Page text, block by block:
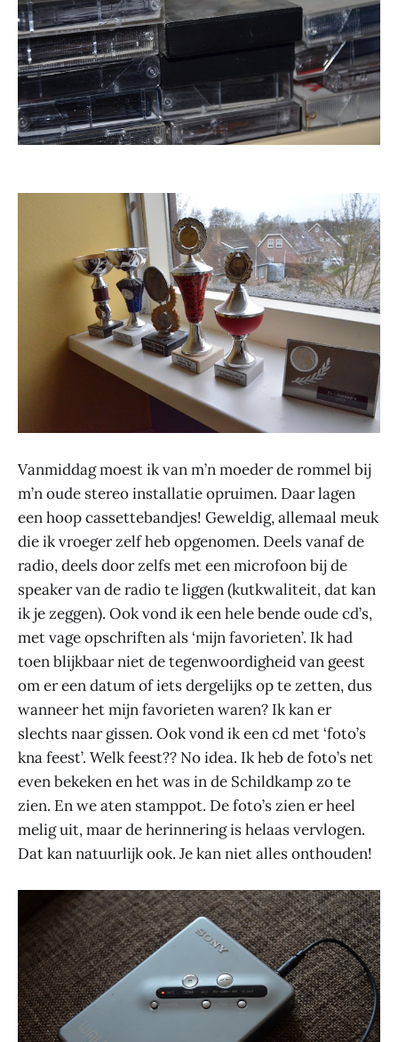
Vanmiddag moest ik van m’n moeder de rommel bij
m’n oude stereo installatie opruimen. Daar lagen
een hoop cassettebandjes! Geweldig, allemaal meuk
die ik vroeger zelf heb opgenomen. Deels vanaf de
radio, deels door zelfs met een microfoon bij de
speaker van de radio te liggen (kutkwaliteit, dat kan
ik je zeggen). Ook vond ik een hele bende oude cd’s,
met vage opschriften als ‘mijn favorieten’. Ik had
toen blijkbaar niet de tegenwoordigheid van geest
om er een datum of iets dergelijks op te zetten, dus
wanneer het mijn favorieten waren? Ik kan er
slechts naar gissen. Ook vond ik een cd met ‘foto’s
kna feest’. Welk feest?? No idea. Ik heb de foto’s net
even bekeken en het was in de Schildkamp zo te
zien. En we aten stamppot. De foto’s zien er heel
melig uit, maar de herinnering is helaas vervlogen.
Dat kan natuurlijk ook. Je kan niet alles onthouden!